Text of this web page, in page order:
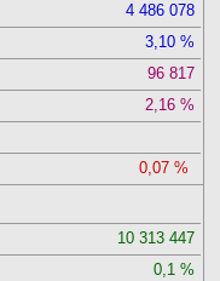
4 486 078
3,10
96 817
2,16
0,07
10 313 447
0,1